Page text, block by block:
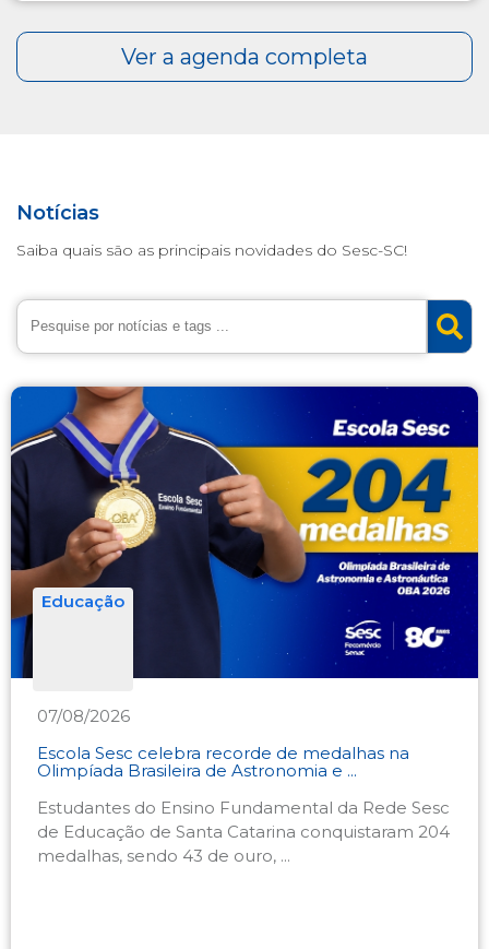
Notícias
Saiba quais são as principais novidades do Sesc-SC!
Educação
07/08/2026
Escola Sesc celebra recorde de medalhas na
Olimpíada Brasileira de Astronomia e ...
Estudantes do Ensino Fundamental da Rede Sesc
de Educação de Santa Catarina conquistaram 204
medalhas, sendo 43 de ouro, ...